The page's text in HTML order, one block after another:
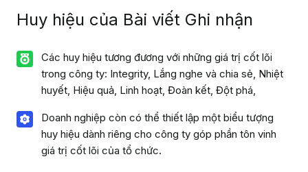
Huy hiệu của Bài viết Ghi nhận
Các huy hiệu tương đương với những giá trị cốt lõi
trong công ty: Integrity, Lắng nghe và chia sẻ, Nhiệt
huyết, Hiệu quả, Linh hoạt, Đoàn kết, Đột phá,
Doanh nghiệp còn có thể thiết lập một biểu tượng
huy hiệu dành riêng cho công ty góp phần tôn vinh
giá trị cốt lõi của tổ chức.